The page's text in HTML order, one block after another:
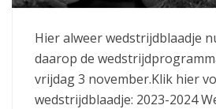
Hier alweer wedstrijdblaadje
daarop de
vrijdag 3 november.Klik hier
wedstrijdblaadje: 2023-2024